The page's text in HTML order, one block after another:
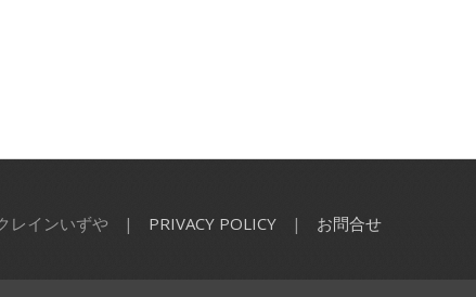
レインいずや | PRIVACY POLICY | お問合せ